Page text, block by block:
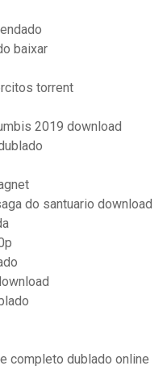
baixar
torrent
2019 download
do santuario download
completo dublado online